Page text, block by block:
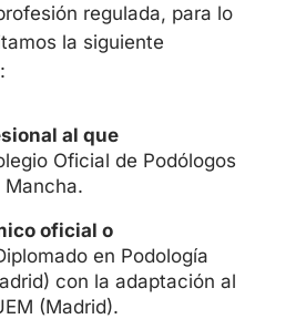
regulada, para lo
la siguiente
al que
Oficial de Podólogos
oficial o
en Podología
con la adaptación al
(Madrid).